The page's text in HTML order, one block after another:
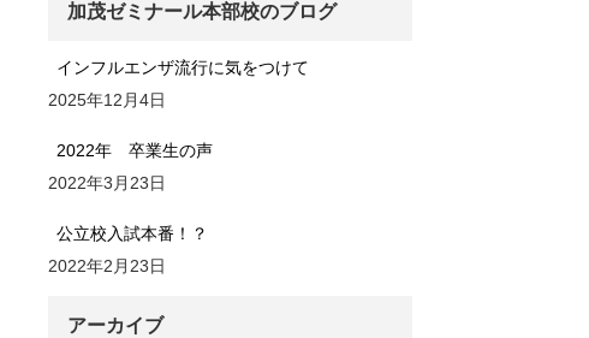
加茂ゼミナール本部校のブログ
インフルエンザ流行に気をつけて
2025年12月4日
2022年 卒業生の声
2022年3月23日
公立校入試本番！？
2022年2月23日
アーカイブ